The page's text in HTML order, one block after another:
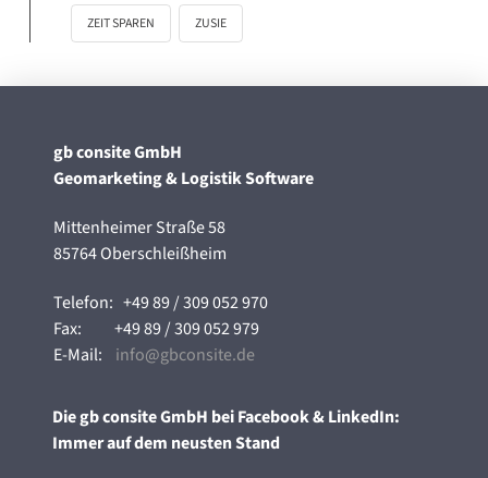
ZEIT SPAREN ZUSIE
gb consite GmbH
Geomarketing & Logistik Software
Mittenheimer Straße 58
85764 Oberschleißheim
Telefon:+49 89 / 309 052 970
Fax:+49 89 / 309 052 979
E-Mail: info@gbconsite.de
Die gb consite GmbH bei Facebook & LinkedIn:
Immer auf dem neusten Stand